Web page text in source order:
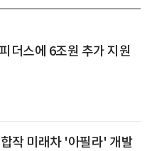
더스에 6조원 추가 지원
작 미래차 '아필라' 개발